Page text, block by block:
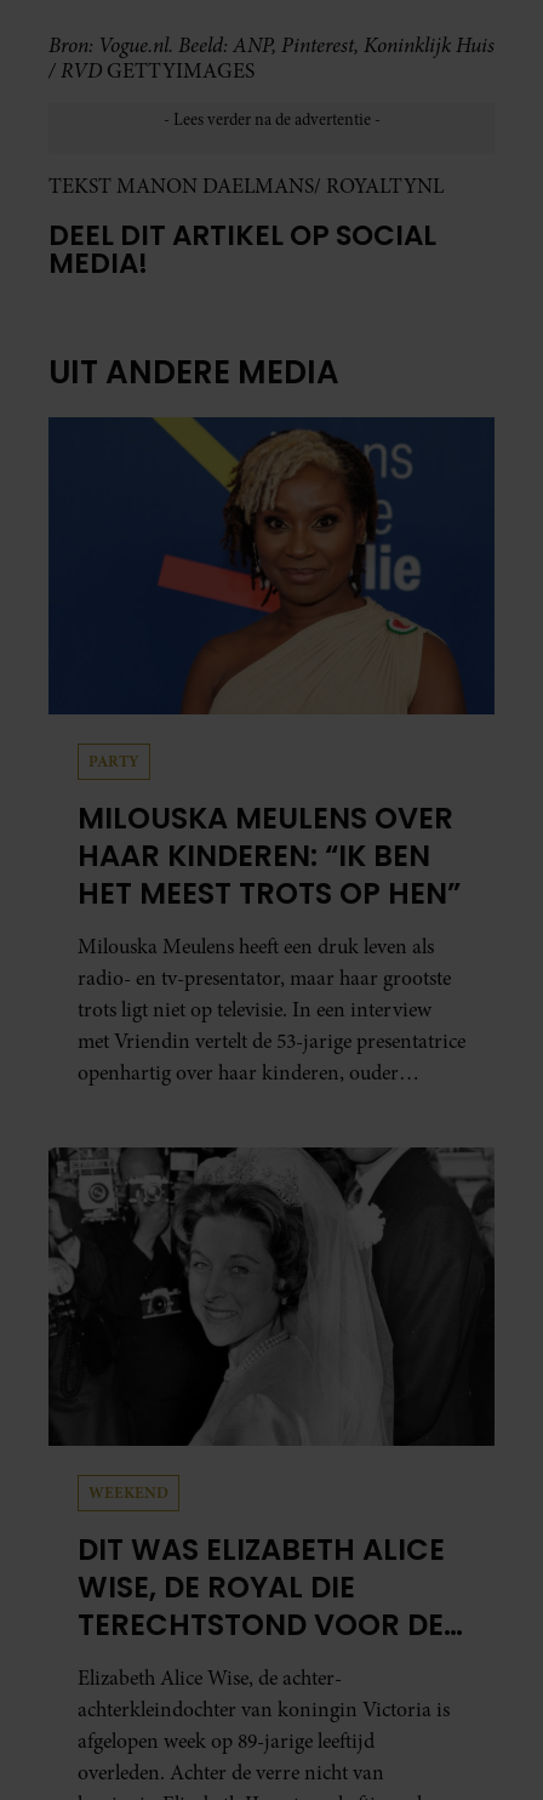
Bron: Vogue.nl. Beeld: ANP, Pinterest, Koninklijk Huis
/ RVD GETTYIMAGES
TEKST MANON DAELMANS/ ROYALTYNL
DEEL DIT ARTIKEL OP SOCIAL
MEDIA!
UIT ANDERE MEDIA
PARTY
MILOUSKA MEULENS OVER
HAAR KINDEREN: “IK BEN
HET MEEST TROTS OP HEN”
Milouska Meulens heeft een druk leven als
radio- en tv-presentator, maar haar grootste
trots ligt niet op televisie. In een interview
met Vriendin vertelt de 53-jarige presentatrice
openhartig over haar kinderen, ouder
welke levenslessen haar vandaag de dag het
meest bezighouden.
WEEKEND
DIT WAS ELIZABETH ALICE
WISE, DE ROYAL DIE
TERECHTSTOND VOOR DE
DOOD VAN HAAR BABY
Elizabeth Alice Wise, de achter-
achterkleindochter van koningin Victoria is
afgelopen week op 89-jarige leeftijd
overleden. Achter de verre nicht van